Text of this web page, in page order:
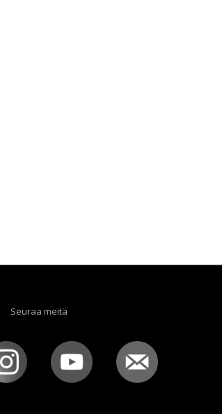
Seuraa meitä